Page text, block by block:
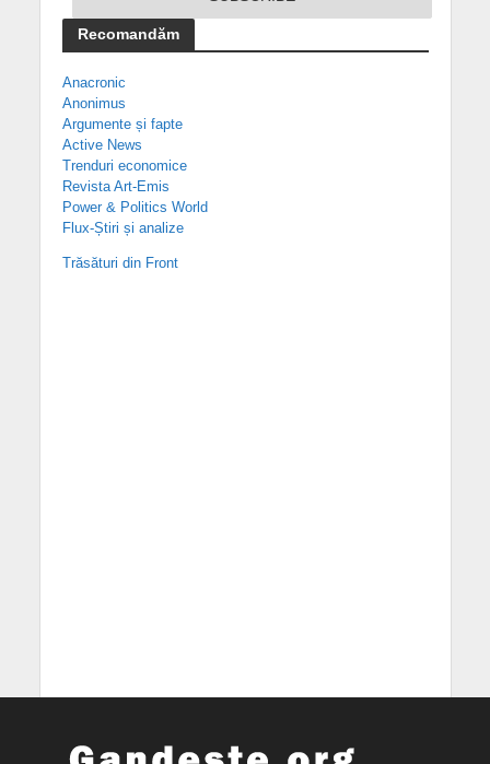
Recomandăm
Anacronic
Anonimus
Argumente și fapte
Active News
Trenduri economice
Revista Art-Emis
Power & Politics World
Flux-Știri și analize
Trăsături din Front